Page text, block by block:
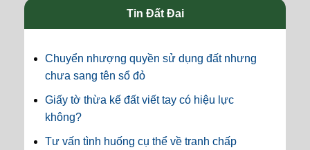
Tin Đất Đai
Chuyển nhượng quyền sử dụng đất nhưng
chưa sang tên sổ đỏ
Giấy tờ thừa kế đất viết tay có hiệu lực
không?
Tư vấn tình huống cụ thể về tranh chấp